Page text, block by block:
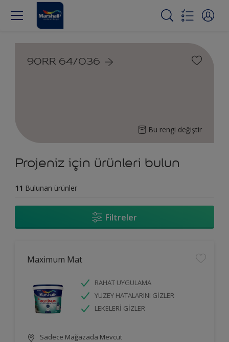
90RR 64/036
Bu rengi değiştir
Projeniz için ürünleri bulun
11 Bulunan ürünler
Filtreler
Maximum Mat
RAHAT UYGULAMA
YÜZEY HATALARINI GİZLER
LEKELERİ GİZLER
Sadece Mağazada Mevcut